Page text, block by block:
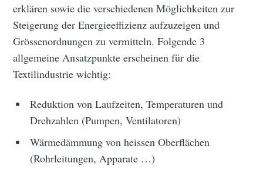
erklären sowie die verschiedenen Möglichkeiten zur
Steigerung der Energieeffizienz aufzuzeigen und
Grössenordnungen zu vermitteln. Folgende 3
allgemeine Ansatzpunkte erscheinen für die
Textilindustrie wichtig:
Reduktion von Laufzeiten, Temperaturen und
Drehzahlen (Pumpen, Ventilatoren)
Wärmedämmung von heissen Oberflächen
(Rohrleitungen, Apparate …)